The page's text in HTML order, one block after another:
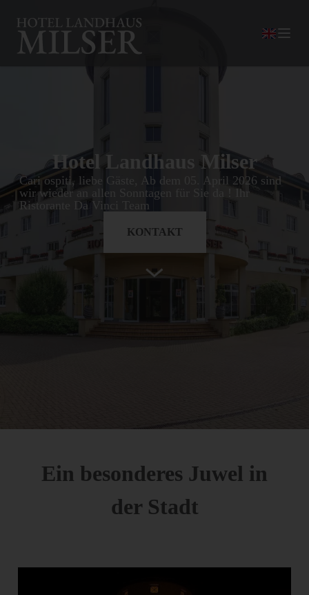
Hotel Landhaus Milser
Cari ospiti, liebe Gäste, Ab dem 05. April 2026 sind
wir wieder an allen Sonntagen für Sie da ! Ihr
Ristorante Da Vinci Team
KONTAKT
Ein besonderes Juwel in
der Stadt